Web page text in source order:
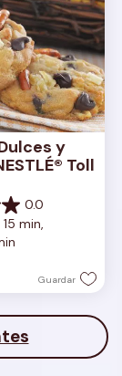
y
Toll
0.0
min,
Guardar